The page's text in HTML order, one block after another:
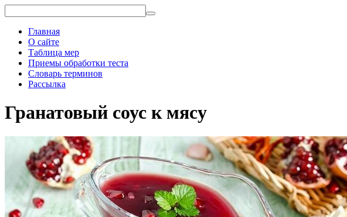
Главная
О сайте
Таблица мер
Приемы обработки теста
Словарь терминов
Рассылка
Гранатовый соус к мясу